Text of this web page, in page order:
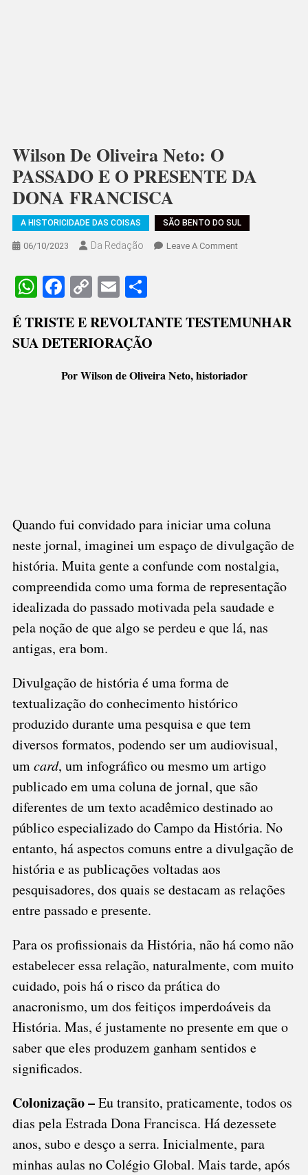
Wilson De Oliveira Neto: O
PASSADO E O PRESENTE DA
DONA FRANCISCA
A HISTORICIDADE DAS COISAS SÃO BENTO DO SUL
06/10/2023 Da Redação Leave A CommentOn
O
O
WhatsApp
Facebook
CopyEmail
É TRISTE E REVOLTANTE TESTEMUNHAR
SUA DETERIORAÇÃO
Por Wilson de Oliveira Neto, historiador
Quando fui convidado para iniciar uma coluna
neste jornal, imaginei um espaço de divulgação de
história. Muita gente a confunde com nostalgia,
compreendida como uma forma de representação
idealizada do passado motivada pela saudade e
pela noção de que algo se perdeu e que lá, nas
antigas, era bom.
Divulgação de história é uma forma de
textualização do conhecimento histórico
produzido durante uma pesquisa e que tem
diversos formatos, podendo ser um audiovisual,
umcard, um infográfico ou mesmo um artigo
publicado em uma coluna de jornal, que são
diferentes de um texto acadêmico destinado ao
público especializado do Campo da História. No
entanto, há aspectos comuns entre a divulgação de
história e as publicações voltadas aos
pesquisadores, dos quais se destacam as relações
entre passado e presente.
Para os profissionais da História, não há como não
estabelecer essa relação, naturalmente, com muito
cuidado, pois há o risco da prática do
anacronismo, um dos feitiços imperdoáveis da
História. Mas, é justamente no presente em que o
saber que eles produzem ganham sentidos e
significados.
Colonização –Eu transito, praticamente, todos os
dias pela Estrada Dona Francisca. Há dezessete
anos, subo e desço a serra. Inicialmente, para
minhas aulas no Colégio Global. Mais tarde, após